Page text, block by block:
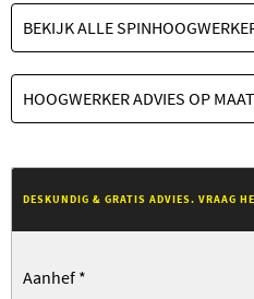
BEKIJK ALLE
HOOGWERKER ADVIES OP MAAT
DESKUNDIG & GRATIS ADVIES. VRAAG
Aanhef *